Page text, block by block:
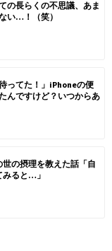
の長らくの不思議、あま
い…！（笑）
ってた！」iPhoneの便
んですけど？いつからあ
の摂理を教えた話「自
みると…」